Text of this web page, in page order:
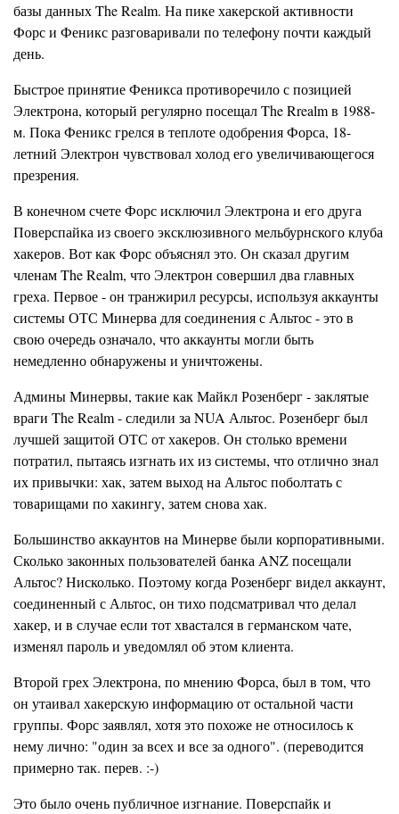
базы данных The Realm. На пике хакерской активности
Форс и Феникс разговаривали по телефону почти каждый
день.
Быстрое принятие Феникса противоречило с позицией
Электрона, который регулярно посещал The Rrealm в 1988-
м. Пока Феникс грелся в теплоте одобрения Форса, 18-
летний Электрон чувствовал холод его увеличивающегося
презрения.
В конечном счете Форс исключил Электрона и его друга
Поверспайка из своего эксклюзивного мельбурнского клуба
хакеров. Вот как Форс объяснял это. Он сказал другим
членам The Realm, что Электрон совершил два главных
греха. Первое - он транжирил ресурсы, используя аккаунты
системы ОТС Минерва для соединения с Альтос - это в
свою очередь означало, что аккаунты могли быть
немедленно обнаружены и уничтожены.
Админы Минервы, такие как Майкл Розенберг - заклятые
враги The Realm - следили за NUA Альтос. Розенберг был
лучшей защитой ОТС от хакеров. Он столько времени
потратил, пытаясь изгнать их из системы, что отлично знал
их привычки: хак, затем выход на Альтос поболтать с
товарищами по хакингу, затем снова хак.
Большинство аккаунтов на Минерве были корпоративными.
Сколько законных пользователей банка ANZ посещали
Альтос? Нисколько. Поэтому когда Розенберг видел аккаунт,
соединенный с Альтос, он тихо подсматривал что делал
хакер, и в случае если тот хвастался в германском чате,
изменял пароль и уведомлял об этом клиента.
Второй грех Электрона, по мнению Форса, был в том, что
он утаивал хакерскую информацию от остальной части
группы. Форс заявлял, хотя это похоже не относилось к
нему лично: "один за всех и все за одного". (переводится
примерно так. перев. :-)
Это было очень публичное изгнание. Поверспайк и